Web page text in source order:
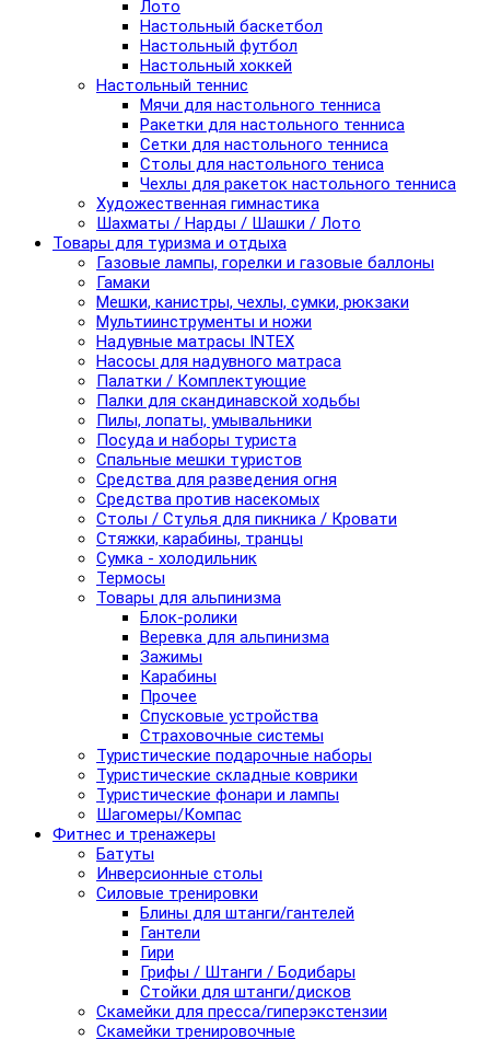
Лото
Настольный баскетбол
Настольный футбол
Настольный хоккей
Настольный теннис
Мячи для настольного тенниса
Ракетки для настольного тенниса
Сетки для настольного тенниса
Столы для настольного тениса
Чехлы для ракеток настольного тенниса
Художественная гимнастика
Шахматы / Нарды / Шашки / Лото
Товары для туризма и отдыха
Газовые лампы, горелки и газовые баллоны
Гамаки
Мешки, канистры, чехлы, сумки, рюкзаки
Мультиинструменты и ножи
Надувные матрасы INTEX
Насосы для надувного матраса
Палатки / Комплектующие
Палки для скандинавской ходьбы
Пилы, лопаты, умывальники
Посуда и наборы туриста
Спальные мешки туристов
Средства для разведения огня
Средства против насекомых
Столы / Стулья для пикника / Кровати
Стяжки, карабины, транцы
Сумка - холодильник
Термосы
Товары для альпинизма
Блок-ролики
Веревка для альпинизма
Зажимы
Карабины
Прочее
Спусковые устройства
Страховочные системы
Туристические подарочные наборы
Туристические складные коврики
Туристические фонари и лампы
Шагомеры/Компас
Фитнес и тренажеры
Батуты
Инверсионные столы
Силовые тренировки
Блины для штанги/гантелей
Гантели
Гири
Грифы / Штанги / Бодибары
Стойки для штанги/дисков
Скамейки для пресса/гиперэкстензии
Скамейки тренировочные